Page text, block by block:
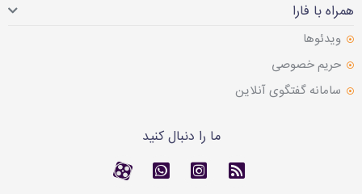
همراه با فارا
ویدئوها
حریم خصوصی
سامانه گفتگوی آنلاین
ما را دنبال کنید
RSS کانال آپارات
تماس با واتس اپ
کانال آپارات